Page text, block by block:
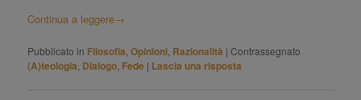
Continua a leggere→
Pubblicato in Filosofia ,Opinioni Razionalità |Contrassegnato
(A)teologia Dialogo Fede | Lascia una risposta